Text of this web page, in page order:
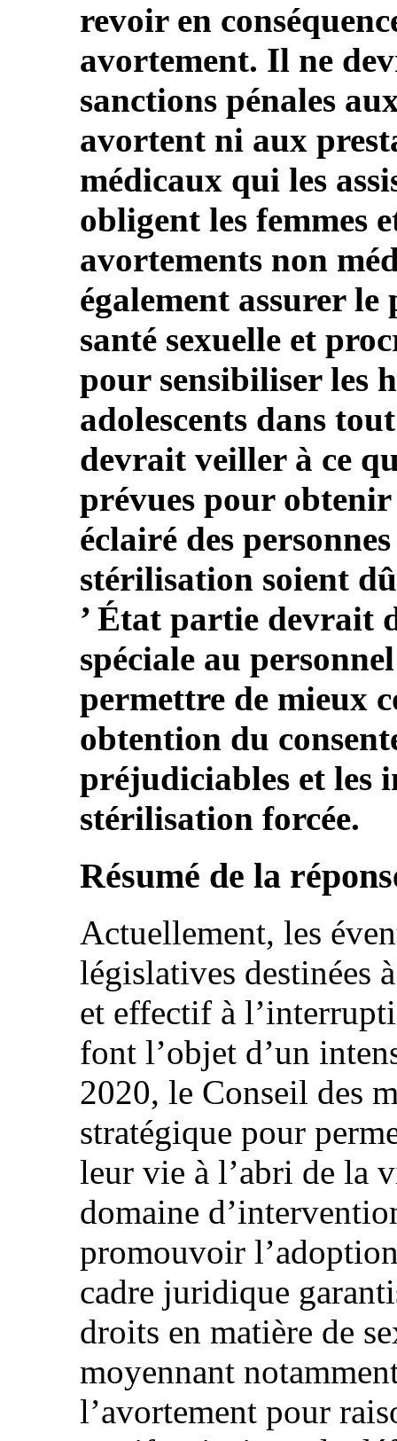
revoir en
avortement. Il ne
sanctions pénales
avortent ni aux
médicaux qui les
obligent les femmes
avortements non
également assurer le
santé sexuelle et
pour sensibiliser les
adolescents dans
devrait veiller à ce
prévues pour
éclairé des
stérilisation soient
’ État partie devrait
spéciale au
permettre de mieux
obtention du
préjudiciables et les
stérilisation forcée.
Résumé de la
Actuellement, les
législatives destinées
et effectif à
font l’objet d’un
2020, le Conseil des
stratégique pour
leur vie à l’abri de la
domaine
promouvoir
cadre juridique
droits en matière de
moyennant
l’avortement pour